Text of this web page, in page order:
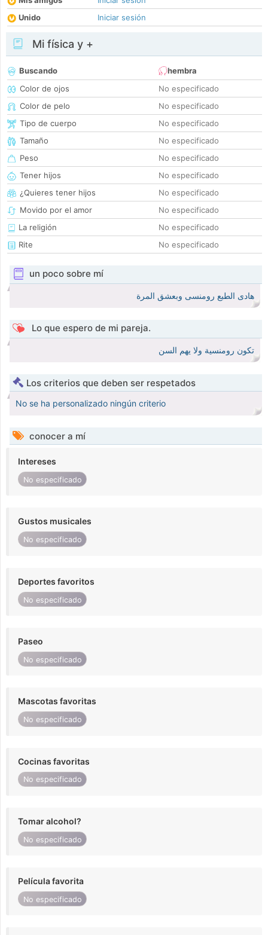
Unido
Iniciar sesión
Mi física y +
Buscando
hembra
Color de ojos
No especificado
Color de pelo
No especificado
Tipo de cuerpo
No especificado
Tamaño
No especificado
Peso
No especificado
Tener hijos
No especificado
¿Quieres tener hijos
No especificado
Movido por el amor
No especificado
La religión
No especificado
Rite
No especificado
un poco sobre mí
هادى الطبع رومنسى وبعشق المرة
Lo que espero de mi pareja.
تكون رومنسية ولا يهم السن
Los criterios que deben ser respetados
No se ha personalizado ningún criterio
conocer a mí
Intereses
No especificado
Gustos musicales
No especificado
Deportes favoritos
No especificado
Paseo
No especificado
Mascotas favoritas
No especificado
Cocinas favoritas
No especificado
Tomar alcohol?
No especificado
Película favorita
No especificado